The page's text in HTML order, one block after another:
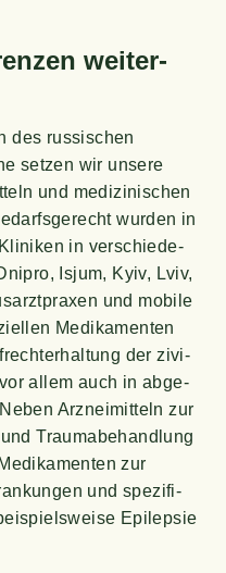
wei­ter­
des rus­si­schen
set­zen wir unse­re
und medi­zi­ni­schen
wur­den in
in ver­schie­de­
Isjum, Kyiv, Lviv,
und mobi­le
Medi­ka­men­ten
der zivi­
allem auch in abge­
Arz­nei­mit­teln zur
Trau­ma­be­hand­lung
zur
und spe­zi­fi­
Epi­lep­sie